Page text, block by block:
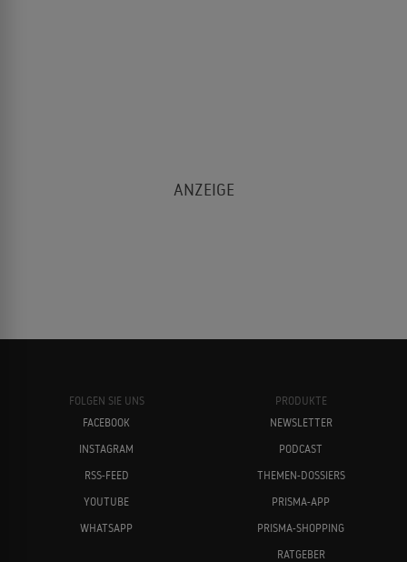
FOLGEN SIE UNS
FACEBOOK
INSTAGRAM
RSS-FEED
YOUTUBE
WHATSAPP
PRODUKTE
NEWSLETTER
PODCAST
THEMEN-DOSSIERS
PRISMA-APP
PRISMA-SHOPPING
RATGEBER